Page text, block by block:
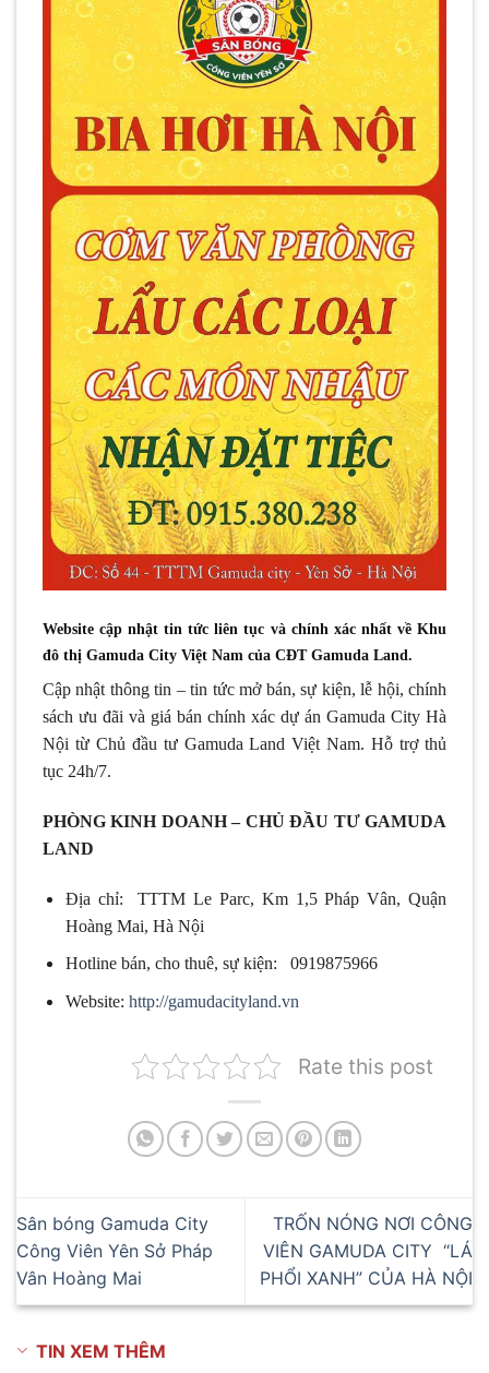
Website cập nhật tin tức liên tục và chính xác nhất về Khu
đô thị Gamuda City Việt Nam của CĐT Gamuda Land.
Cập nhật thông tin – tin tức mở bán, sự kiện, lễ hội, chính
sách ưu đãi và giá bán chính xác dự án Gamuda City Hà
Nội từ Chủ đầu tư Gamuda Land Việt Nam. Hỗ trợ thủ
tục 24h/7.
PHÒNG KINH DOANH – CHỦ ĐẦU TƯ GAMUDA
LAND
Địa chỉ: TTTM Le Parc, Km 1,5 Pháp Vân, Quận
Hoàng Mai, Hà Nội
Hotline bán, cho thuê, sự kiện: 0919875966
Website: http://gamudacityland.vn
Rate this post
Sân bóng Gamuda City
Công Viên Yên Sở Pháp
Vân Hoàng Mai
TRỐN NÓNG NƠI CÔNG
VIÊN GAMUDA CITY “LÁ
PHỔI XANH” CỦA HÀ NỘI
TIN XEM THÊM